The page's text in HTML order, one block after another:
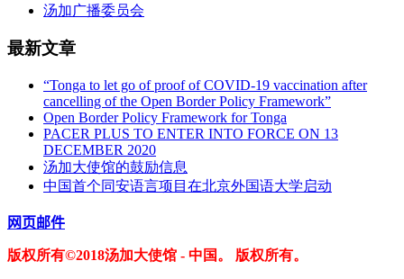
汤加广播委员会
最新文章
“Tonga to let go of proof of COVID-19 vaccination after
cancelling of the Open Border Policy Framework”
Open Border Policy Framework for Tonga
PACER PLUS TO ENTER INTO FORCE ON 13
DECEMBER 2020
汤加大使馆的鼓励信息
中国首个同安语言项目在北京外国语大学启动
网页邮件
版权所有©2018汤加大使馆 - 中国。 版权所有。